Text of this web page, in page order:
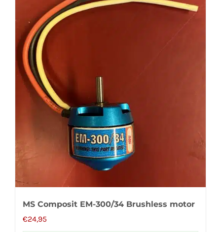
MS Composit EM-300/34 Brushless motor
€24,95